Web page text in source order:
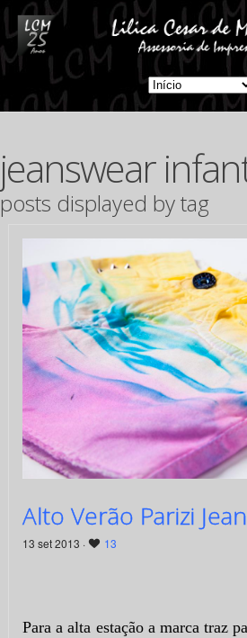
jeanswear
posts displayed by tag
Alto Verão Parizi
13 set 2013 · 13
Para a alta estação a marca traz